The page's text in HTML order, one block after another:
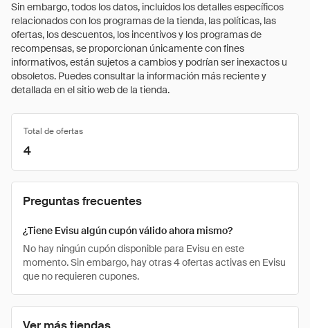
Sin embargo, todos los datos, incluidos los detalles específicos
relacionados con los programas de la tienda, las políticas, las
ofertas, los descuentos, los incentivos y los programas de
recompensas, se proporcionan únicamente con fines
informativos, están sujetos a cambios y podrían ser inexactos u
obsoletos. Puedes consultar la información más reciente y
detallada en el sitio web de la tienda.
Total de ofertas
4
Preguntas frecuentes
¿Tiene Evisu algún cupón válido ahora mismo?
No hay ningún cupón disponible para Evisu en este
momento. Sin embargo, hay otras 4 ofertas activas en Evisu
que no requieren cupones.